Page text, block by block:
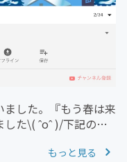
した。『もう春は来
た\( ˆoˆ )/下記のリ
もっと見る